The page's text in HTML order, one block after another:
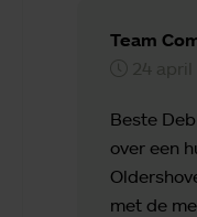
Team
24
Beste
over een
met de